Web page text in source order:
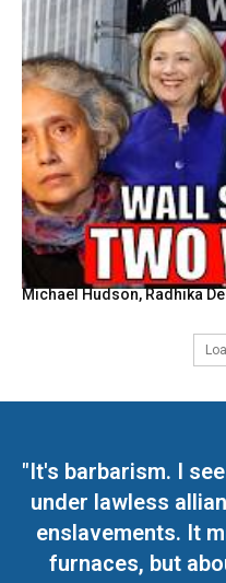
Michael Hudson, Radhika
"It's barbarism. I
under lawless
enslavements. It
furnaces, but